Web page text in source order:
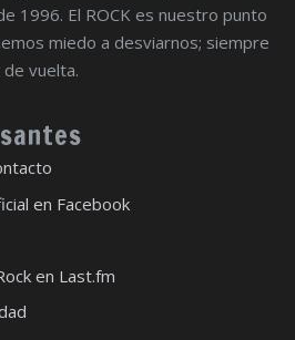
1996. El ROCK es nuestro punto
miedo a desviarnos; siempre
vuelta.
en Facebook
en Last.fm